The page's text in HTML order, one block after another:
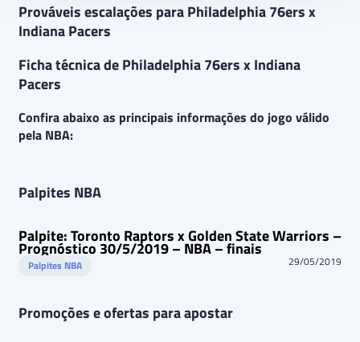
Prováveis escalações para Philadelphia 76ers x
Indiana Pacers
Ficha técnica de Philadelphia 76ers x Indiana
Pacers
Confira abaixo as principais informações do jogo válido
pela NBA:
Palpites NBA
Palpite: Toronto Raptors x Golden State Warriors –
Prognóstico 30/5/2019 – NBA – finais
Palpites NBA 29/05/2019
Promoções e ofertas para apostar